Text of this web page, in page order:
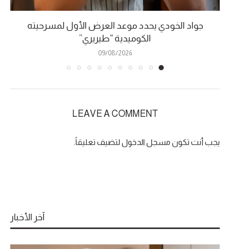
جواد الخودي يحدد موعد العرض الأول لمسرحيته
الكوميدية “طيريري”
09/08/2026
LEAVE A COMMENT
يجب أنت تكون مسجل الدخول لتضيف تعليقاً.
آخر الأخبار